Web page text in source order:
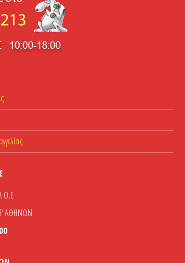
Ο.Ε
ΑΘΗΝΩΝ